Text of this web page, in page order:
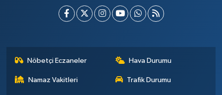
Nöbetçi Eczaneler Hava Durumu
Namaz Vakitleri Trafik Durumu